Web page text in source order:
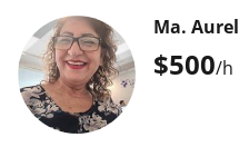
$500/h
Ma.